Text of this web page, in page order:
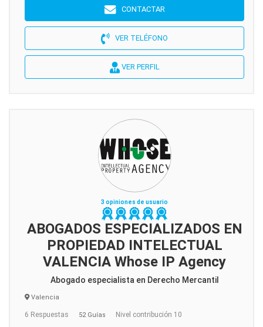
CONTACTAR
VER TELÉFONO
VER PERFIL
3 opiniones de usuario
ABOGADOS ESPECIALIZADOS EN
PROPIEDAD INTELECTUAL
VALENCIA Whose IP Agency
Abogado especialista en Derecho Mercantil
Valencia
6 Respuestas 52 Guías Nivel contribución 10